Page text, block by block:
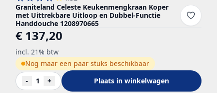
Graniteland Celeste Keukenmengkraan Koper
met Uittrekbare Uitloop en Dubbel-Functie
Handdouche 1208970665
€ 137,20
incl. 21% btw
Nog maar een paar stuks beschikbaar
-
1 + Plaats in winkelwagen